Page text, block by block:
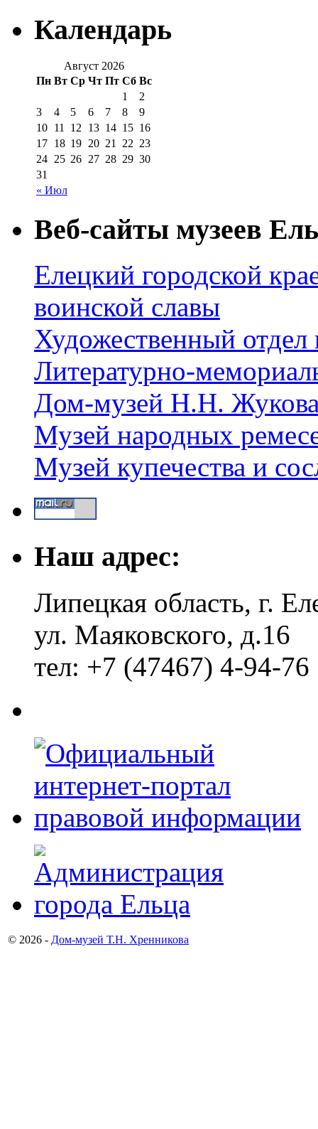
Календарь
Август 2026
Пн Вт Ср Чт Пт Сб Вс
« Июл
1
2
3
4 5 6 7 8
9
10 11 12 13 14 15 16
17 18 19 20 21 22 23
24 25 26 27 28 29 30
31
Веб-сайты музеев
Елецкий городской
воинской славы
Художественный отдел
Литературно-
Дом-музей Н.Н.
Музей народных
Музей купечества и
Наш адрес:
Липецкая область, г.
ул. Маяковского, д.16
тел: +7 (47467) 4-94-76
© 2026 - Дом-музей Т.Н. Хренникова